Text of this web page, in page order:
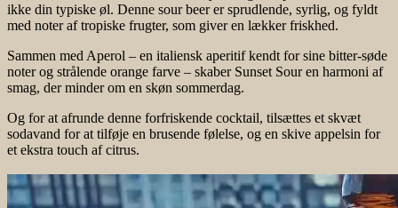
ikke din typiske øl. Denne sour beer er sprudlende, syrlig, og fyldt
med noter af tropiske frugter, som giver en lækker friskhed.
Sammen med Aperol – en italiensk aperitif kendt for sine bitter-søde
noter og strålende orange farve – skaber Sunset Sour en harmoni af
smag, der minder om en skøn sommerdag.
Og for at afrunde denne forfriskende cocktail, tilsættes et skvæt
sodavand for at tilføje en brusende følelse, og en skive appelsin for
et ekstra touch af citrus.